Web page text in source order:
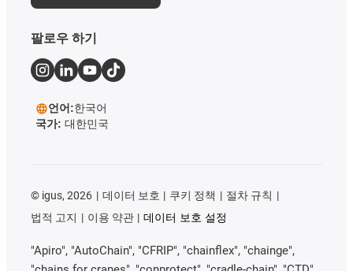
팔로우 하기
언어:한국어
국가: 대한민국
© igus, 2026 데이터 보호 쿠키 정책
절차 규칙
법적 고지
이용 약관 데이터 보호 설정
"Apiro", "AutoChain", "CFRIP", "chainflex", "chainge",